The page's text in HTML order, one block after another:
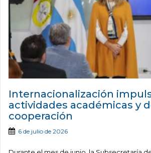
Internacionalización
actividades académicas y
cooperación
6 de julio de 2026